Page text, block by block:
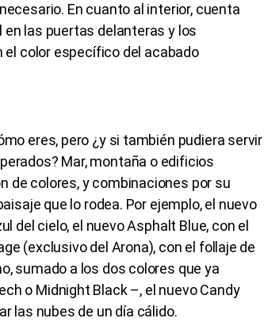
En cuanto al interior, cuenta
las puertas delanteras y los
el color específico del acabado
eres, pero ¿y si también pudiera servir
Mar, montaña o edificios
de colores, y combinaciones por su
que lo rodea. Por ejemplo, el nuevo
del cielo, el nuevo Asphalt Blue, con el
(exclusivo del Arona), con el follaje de
sumado a los dos colores que ya
o Midnight Black –, el nuevo Candy
las nubes de un día cálido.